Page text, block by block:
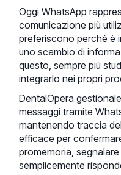
Oggi WhatsApp
comunicazione più
preferiscono perché è
uno scambio di
questo, sempre più
integrarlo nei propri
DentalOpera
messaggi tramite
mantenendo traccia
efficace per
promemoria,
semplicemente